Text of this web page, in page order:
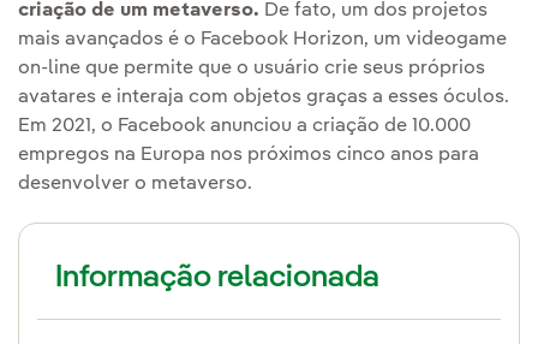
criação de um metaverso. De fato, um dos projetos
mais avançados é o Facebook Horizon, um videogame
on-line que permite que o usuário crie seus próprios
avatares e interaja com objetos graças a esses óculos.
Em 2021, o Facebook anunciou a criação de 10.000
empregos na Europa nos próximos cinco anos para
desenvolver o metaverso.
Informação relacionada